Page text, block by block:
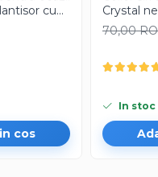
cu
cos
Crystal
70,00
In stoc